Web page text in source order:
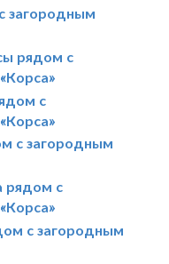
загородным
рядом с
с
с загородным
рядом с
с загородным